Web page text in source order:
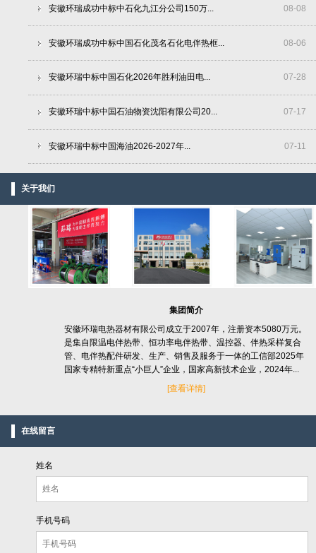
08-08
安徽环瑞成功中标中石化九江分公司150万...
08-06
安徽环瑞成功中标中国石化茂名石化电伴热框...
07-28
安徽环瑞中标中国石化2026年胜利油田电...
07-17
安徽环瑞中标中国石油物资沈阳有限公司20...
07-11
安徽环瑞中标中国海油2026-2027年...
关于我们
集团简介
安徽环瑞电热器材有限公司成立于2007年，注册资本5080万元。
是集自限温电伴热带、恒功率电伴热带、温控器、伴热采样复合
管、电伴热配件研发、生产、销售及服务于一体的工信部2025年
国家专精特新重点“小巨人”企业，国家高新技术企业，2024年...
[查看详情]
在线留言
姓名
手机号码